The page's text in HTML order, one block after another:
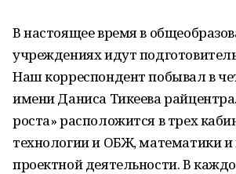
В настоящее время в
учреждениях идут
Наш корреспондент побывал в
имени Даниса Тикеева
роста» расположится в трех
технологии и ОБЖ, математики
проектной деятельности. В